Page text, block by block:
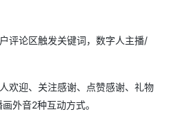
评论区触发关键词，数字人主播/
欢迎、关注感谢、点赞感谢、礼物
外音2种互动方式。